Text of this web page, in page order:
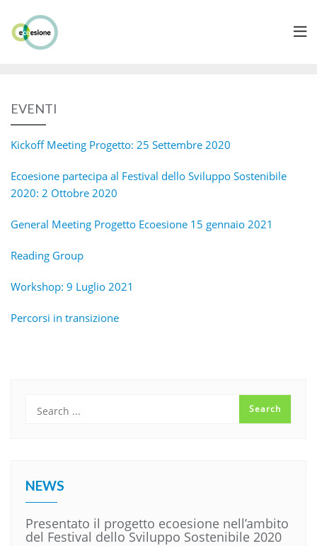
EVENTI
Kickoff Meeting Progetto: 25 Settembre 2020
Ecoesione partecipa al Festival dello Sviluppo Sostenibile
2020: 2 Ottobre 2020
General Meeting Progetto Ecoesione 15 gennaio 2021
Reading Group
Workshop: 9 Luglio 2021
Percorsi in transizione
NEWS
Presentato il progetto ecoesione nell’ambito
del Festival dello Sviluppo Sostenibile 2020